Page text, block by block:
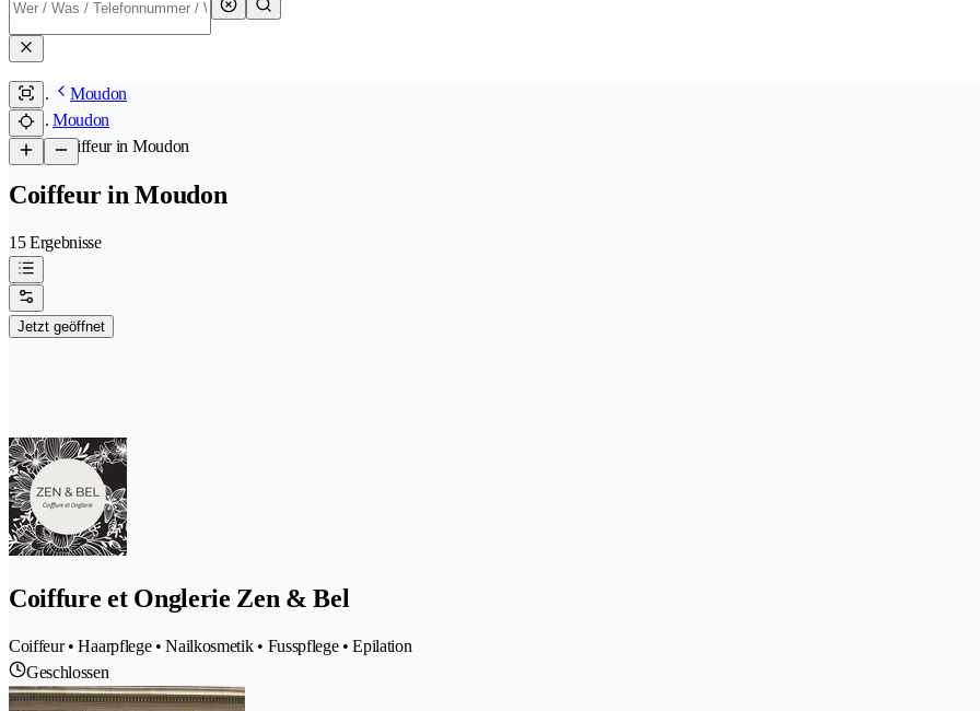
Moudon
Moudon
/Coiffeur in Moudon
Coiffeur in Moudon
15 Ergebnisse
Jetzt geöffnet
Coiffure et Onglerie Zen & Bel
Coiffeur • Haarpflege • Nailkosmetik • Fusspflege • Epilation
Geschlossen